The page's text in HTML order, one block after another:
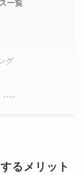
一覧
グ
るメリット